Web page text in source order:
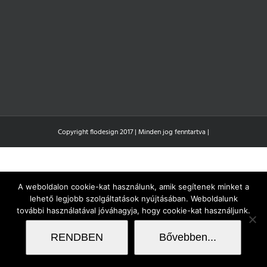
Copyright flodesign 2017 | Minden jog fenntartva |
A weboldalon cookie-kat használunk, amik segítenek minket a
lehető legjobb szolgáltatások nyújtásában. Weboldalunk
további használatával jóváhagyja, hogy cookie-kat használjunk.
RENDBEN Bővebben...